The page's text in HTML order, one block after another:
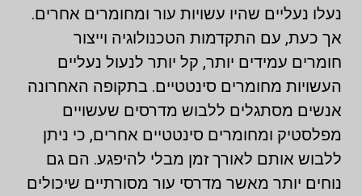
נעלו נעליים שהיו עשויות עור ומחומרים אחרים.
אך כעת, עם התקדמות הטכנולוגיה וייצור
חומרים עמידים יותר, קל יותר לנעול נעליים
העשויות מחומרים סינטטיים. בתקופה האחרונה
אנשים מסתגלים ללבוש מדרסים שעשויים
מפלסטיק ומחומרים סינטטיים אחרים, כי ניתן
ללבוש אותם לאורך זמן מבלי להיפגע. הם גם
נוחים יותר מאשר מדרסי עור מסורתיים שיכולים